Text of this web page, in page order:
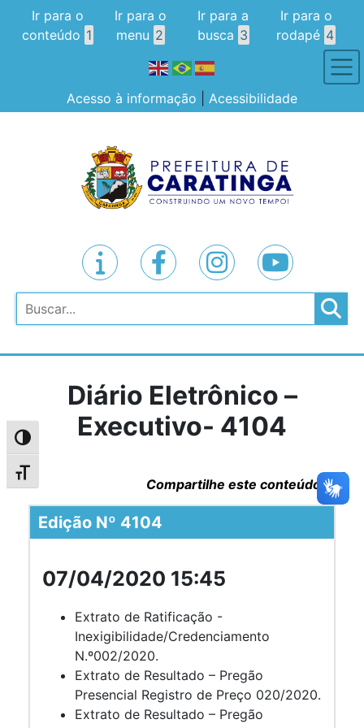
Alternar alto contraste
Alternar tamanho da fonte
Ir para o
conteúdo 1
Ir para o
menu 2
Ir para a
busca 3
Ir para o
rodapé 4
Acesso à informação Acessibilidade
Pesquisar
Diário Eletrônico –
Executivo- 4104
Compartilhe este conteúdo
Edição Nº 4104
07/04/2020 15:45
Extrato de Ratificação -
Inexigibilidade/Credenciamento
N.º002/2020.
Extrato de Resultado – Pregão
Presencial Registro de Preço 020/2020.
Extrato de Resultado – Pregão